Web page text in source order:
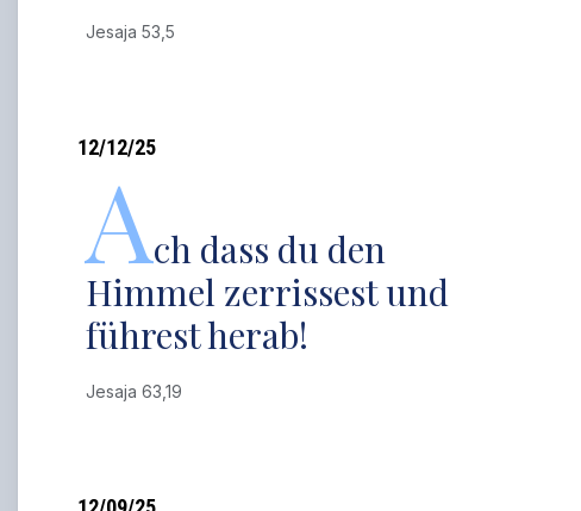
Jesaja 53,5
12/12/25
Ach dass du den
Himmel zerrissest und
führest herab!
Jesaja 63,19